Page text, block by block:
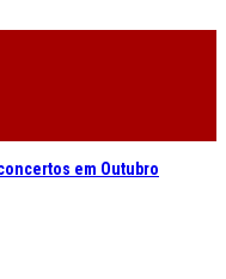
em Outubro